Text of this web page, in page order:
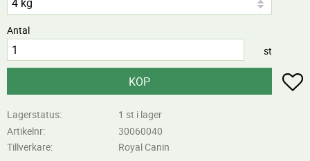
Antal
st
KÖP
Lagerstatus
1 st i lager
Artikelnr
30060040
Tillverkare
Royal Canin